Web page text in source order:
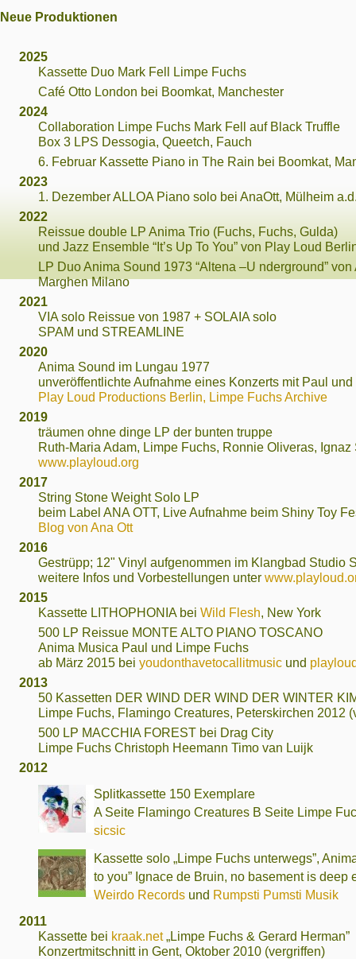
Neue Produktionen
2025
Kassette Duo Mark Fell Limpe Fuchs
Café Otto London bei Boomkat, Manchester
2024
Collaboration Limpe Fuchs Mark Fell auf Black Truffle
Box 3 LPS Dessogia, Queetch, Fauch
6. Februar Kassette Piano in The Rain bei Boomkat,
2023
1. Dezember ALLOA Piano solo bei AnaOtt, Mülheim
2022
Reissue double LP Anima Trio (Fuchs, Fuchs, Gulda)
und Jazz Ensemble “It’s Up To You” von Play Loud
LP Duo Anima Sound 1973 “Altena –U nderground” von
Marghen Milano
2021
VIA solo Reissue von 1987 + SOLAIA solo
SPAM und STREAMLINE
2020
Anima Sound im Lungau 1977
unveröffentlichte Aufnahme eines Konzerts mit Paul
Play Loud Productions Berlin, Limpe Fuchs Archive
2019
träumen ohne dinge LP der bunten truppe
Ruth-Maria Adam, Limpe Fuchs, Ronnie Oliveras, Ignaz
www.playloud.org
2017
String Stone Weight Solo LP
beim Label ANA OTT, Live Aufnahme beim Shiny Toy
Blog von Ana Ott
2016
Gestrüpp; 12" Vinyl aufgenommen im Klangbad Studio
weitere Infos und Vorbestellungen unter
2015
Kassette LITHOPHONIA bei Wild Flesh, New York
500 LP Reissue MONTE ALTO PIANO TOSCANO
Anima Musica Paul und Limpe Fuchs
ab März 2015 bei youdonthavetocallitmusic und
2013
50 Kassetten DER WIND DER WIND DER WINTER
Limpe Fuchs, Flamingo Creatures, Peterskirchen 2012
500 LP MACCHIA FOREST bei Drag City
Limpe Fuchs Christoph Heemann Timo van Luijk
2012
Splitkassette 150 Exemplare
A Seite Flamingo Creatures B Seite Limpe
sicsic
Kassette solo „Limpe Fuchs unterwegs”,
to you” Ignace de Bruin, no basement is deep
Weirdo Records und Rumpsti Pumsti Musik
2011
Kassette bei kraak.net„Limpe Fuchs & Gerard Herman”
Konzertmitschnitt in Gent, Oktober 2010 (vergriffen)